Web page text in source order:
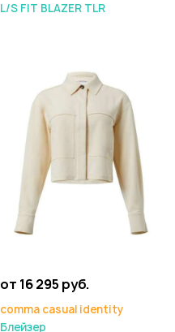
L/S FIT BLAZER TLR
от 16 295 руб.
comma casual identity
Блейзер